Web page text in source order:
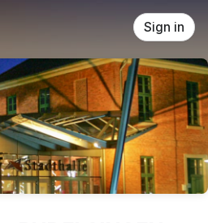
Sign in